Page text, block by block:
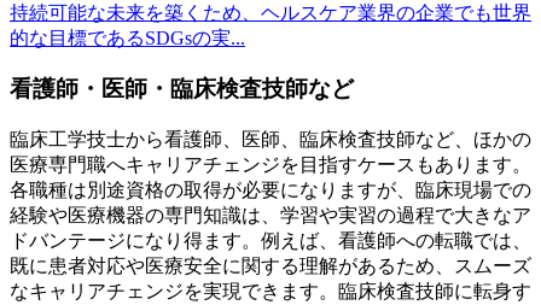
持続可能な未来を築くため、ヘルスケア業界の企業でも世界
的な目標であるSDGsの実...
看護師・医師・臨床検査技師など
臨床工学技士から看護師、医師、臨床検査技師など、ほかの
医療専門職へキャリアチェンジを目指すケースもあります。
各職種は別途資格の取得が必要になりますが、臨床現場での
経験や医療機器の専門知識は、学習や実習の過程で大きなア
ドバンテージになり得ます。例えば、看護師への転職では、
既に患者対応や医療安全に関する理解があるため、スムーズ
なキャリアチェンジを実現できます。臨床検査技師に転身す